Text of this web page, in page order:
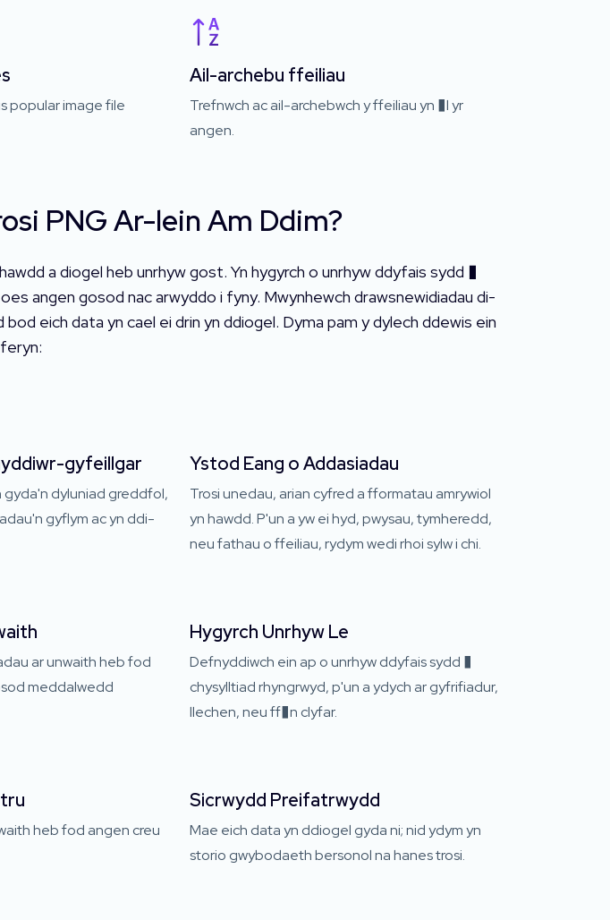
popular image file
Ail-archebu ffeiliau
Trefnwch ac ail-archebwch y ffeiliau yn �l yr
angen.
PNG Ar-lein Am Ddim?
a diogel heb unrhyw gost. Yn hygyrch o unrhyw ddyfais sydd �
angen gosod nac arwyddo i fyny. Mwynhewch drawsnewidiadau di-
eich data yn cael ei drin yn ddiogel. Dyma pam y dylech ddewis ein
gyfeillgar
gyda'n dyluniad greddfol,
gyflym ac yn ddi-
Ystod Eang o Addasiadau
Trosi unedau, arian cyfred a fformatau amrywiol
yn hawdd. P'un a yw ei hyd, pwysau, tymheredd,
neu fathau o ffeiliau, rydym wedi rhoi sylw i chi.
ar unwaith heb fod
meddalwedd
Hygyrch Unrhyw Le
Defnyddiwch ein ap o unrhyw ddyfais sydd �
chysylltiad rhyngrwyd, p'un a ydych ar gyfrifiadur,
llechen, neu ff�n clyfar.
heb fod angen creu
Sicrwydd Preifatrwydd
Mae eich data yn ddiogel gyda ni; nid ydym yn
storio gwybodaeth bersonol na hanes trosi.